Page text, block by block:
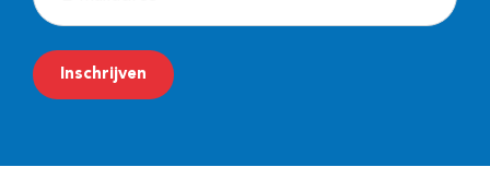
-
m
a
Inschrijven